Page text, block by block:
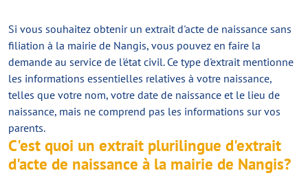
Si vous souhaitez obtenir un extrait d'acte de naissance sans
filiation à la mairie de Nangis, vous pouvez en faire la
demande au service de l'état civil. Ce type d'extrait mentionne
les informations essentielles relatives à votre naissance,
telles que votre nom, votre date de naissance et le lieu de
naissance, mais ne comprend pas les informations sur vos
parents.
C'est quoi un extrait plurilingue d'extrait
d'acte de naissance à la mairie de Nangis?